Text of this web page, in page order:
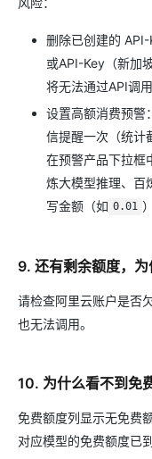
删除已创建的 API-
或API-Key（新加
将无法通过API调
设置高额消费预警
信提醒一次（统计
在预警产品下拉框
炼大模型推理、百
写金额（如 0.01
9. 还有剩余额度，为
请检查阿里云账户是否
也无法调用。
10. 为什么看不到免
免费额度列显示无免费
对应模型的免费额度已到